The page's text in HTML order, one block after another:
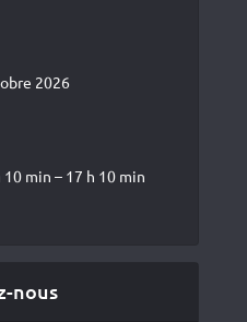
2026
min – 17 h 10 min
nous